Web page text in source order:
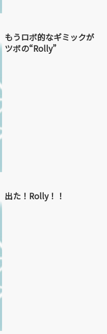
もうロボ的なギミックが
ツボの“Rolly”
出た！Rolly！！